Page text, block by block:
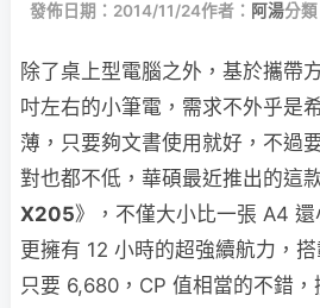
發佈日期：2014/11/24作者： 阿湯分類
除了桌上型電腦之外，基於攜帶
吋左右的小筆電，需求不外乎是
薄，只要夠文書使用就好，不過
對也都不低，華碩最近推出的這
X205》，不僅大小比一張 A4 還
更擁有 12 小時的超強續航力，
只要 6,680，CP 值相當的不錯